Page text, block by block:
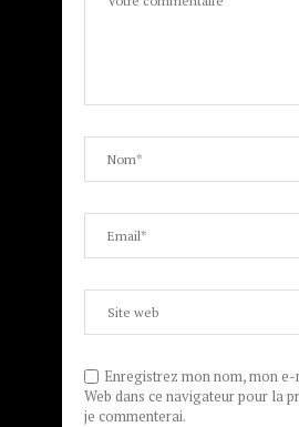
Enregistrez mon nom, mon
Web dans ce navigateur pour la
je commenterai.